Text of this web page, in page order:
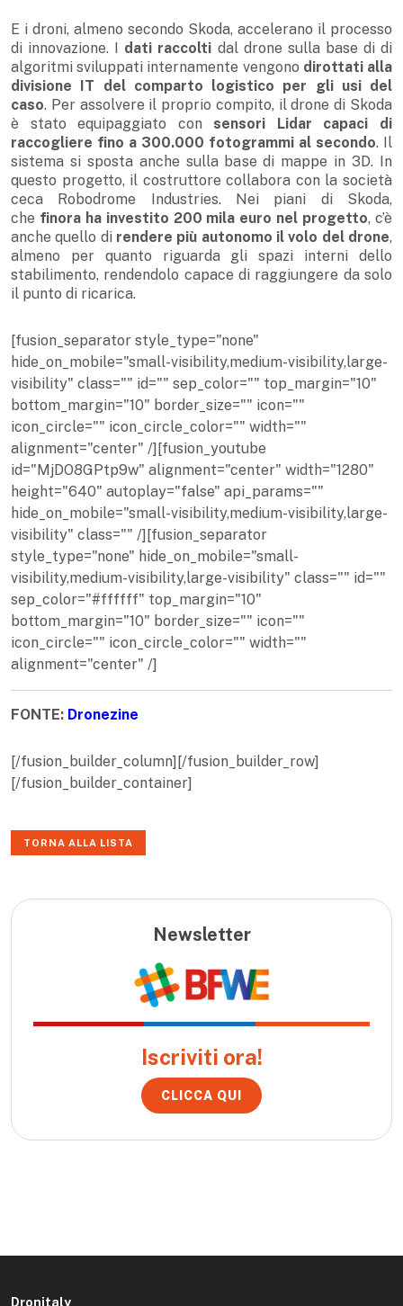
E i droni, almeno secondo Skoda, accelerano il processo
di innovazione. I dati raccolti dal drone sulla base di di
algoritmi sviluppati internamente vengono dirottati alla
divisione IT del comparto logistico per gli usi del
caso. Per assolvere il proprio compito, il drone di Skoda
è stato equipaggiato con sensori Lidar capaci di
raccogliere fino a 300.000 fotogrammi al secondo. Il
sistema si sposta anche sulla base di mappe in 3D. In
questo progetto, il costruttore collabora con la società
ceca Robodrome Industries. Nei piani di Skoda,
che finora ha investito 200 mila euro nel progetto, c’è
anche quello di rendere più autonomo il volo del drone,
almeno per quanto riguarda gli spazi interni dello
stabilimento, rendendolo capace di raggiungere da solo
il punto di ricarica.
[fusion_separator style_type="none"
hide_on_mobile="small-visibility,medium-visibility,large-
visibility" class="" id="" sep_color="" top_margin="10"
bottom_margin="10" border_size="" icon=""
icon_circle="" icon_circle_color="" width=""
alignment="center" /][fusion_youtube
id="MjDO8GPtp9w" alignment="center" width="1280"
height="640" autoplay="false" api_params=""
hide_on_mobile="small-visibility,medium-visibility,large-
visibility" class="" /][fusion_separator
style_type="none" hide_on_mobile="small-
visibility,medium-visibility,large-visibility" class="" id=""
sep_color="#ffffff" top_margin="10"
bottom_margin="10" border_size="" icon=""
icon_circle="" icon_circle_color="" width=""
alignment="center" /]
FONTE: Dronezine
[/fusion_builder_column][/fusion_builder_row]
[/fusion_builder_container]
TORNA ALLA LISTA
Newsletter
Iscriviti ora!
CLICCA QUI
Dronitaly